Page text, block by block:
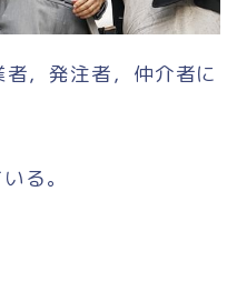
，発注者，仲介者に
る。